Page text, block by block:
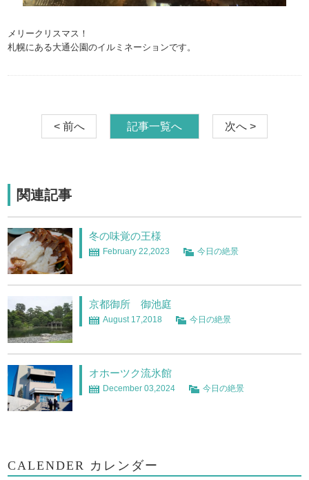
メリークリスマス！
札幌にある大通公園のイルミネーションです。
< 前へ 記事一覧へ 次へ >
関連記事
冬の味覚の王様
February 22,2023 今日の絶景
京都御所 御池庭
August 17,2018 今日の絶景
オホーツク流氷館
December 03,2024 今日の絶景
CALENDER カレンダー